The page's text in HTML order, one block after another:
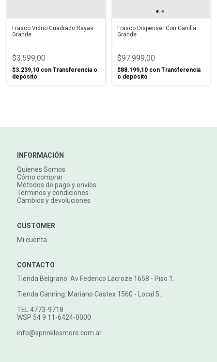
Frasco Vidrio Cuadrado Rayas
Grande
$3.599,00
$3.239,10 con Transferencia o
depósito
Frasco Dispenser Con Canilla
Grande
$97.999,00
$88.199,10 con Transferencia
o depósito
INFORMACIÓN
Quienes Somos
Cómo comprar
Métodos de pago y envíos
Términos y condiciones
Cambios y devoluciones
CUSTOMER
Mi cuenta
CONTACTO
Tienda Belgrano: Av Federico Lacroze 1658 - Piso 1.
Tienda Canning: Mariano Castex 1560 - Local 5..
TEL 4773-9718
WSP 54 9 11-6424-0000
info@sprinklesmore.com.ar